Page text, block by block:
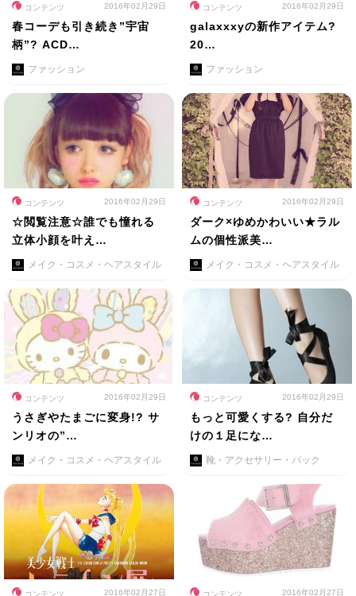
コンテンツ 2016年02月29日
春コーデも引き続き”宇宙
柄”? ACD…
ファッション
コンテンツ 2016年02月29日
galaxxxyの新作アイテム?
20…
ファッション
コンテンツ 2016年02月29日
☆閲覧注意☆誰でも憧れる
立体小顔を叶え…
メイク・コスメ・ヘアスタイル
コンテンツ 2016年02月29日
ダーク×ゆめかわいい★ラル
ムの個性派美…
メイク・コスメ・ヘアスタイル
コンテンツ 2016年02月29日
うさぎやたまごに変身!? サ
ンリオの”…
メイク・コスメ・ヘアスタイル
コンテンツ 2016年02月29日
もっと可愛くする? 自分だ
けの１足にな…
靴・アクセサリー・バック
コンテンツ 2016年02月27日 コンテンツ 2016年02月27日